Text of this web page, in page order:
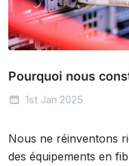
Pourquoi nous
1st Jan 2025
Nous ne réinventons
des équipements en